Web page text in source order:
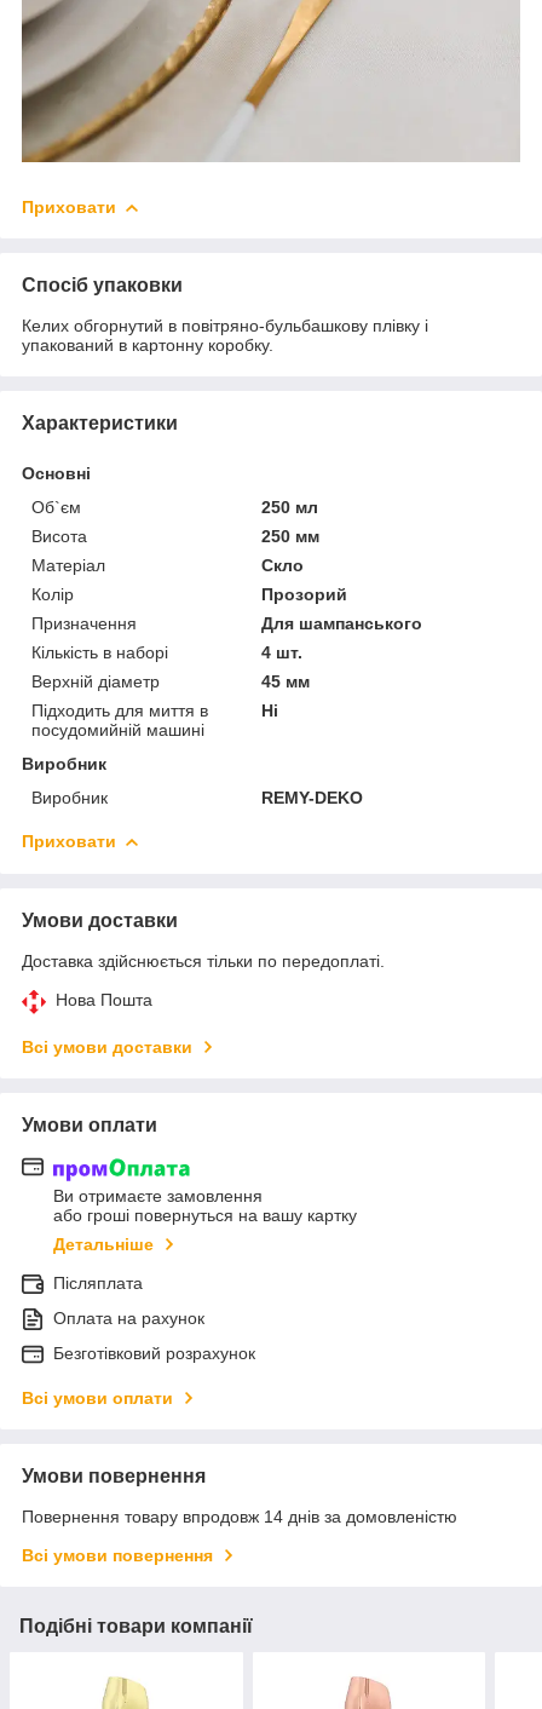
Приховати
Спосіб упаковки
Келих обгорнутий в повітряно-бульбашкову плівку і
упакований в картонну коробку.
Характеристики
Основні
Об`єм
250 мл
Висота
250 мм
Матеріал
Скло
Колір
Прозорий
Призначення
Для шампанського
Кількість в наборі
4 шт.
Верхній діаметр
45 мм
Підходить для миття в
посудомийній машині
Ні
Виробник
Виробник
REMY-DEKO
Приховати
Умови доставки
Доставка здійснюється тільки по передоплаті.
Нова Пошта
Всі умови доставки
Умови оплати
Ви отримаєте замовлення
або гроші повернуться на вашу картку
Детальніше
Післяплата
Оплата на рахунок
Безготівковий розрахунок
Всі умови оплати
Умови повернення
Повернення товару впродовж 14 днів за домовленістю
Всі умови повернення
Подібні товари компанії